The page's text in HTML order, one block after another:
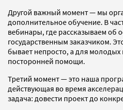
Другой важный момент — мы
дополнительное обучение. В
вебинары, где рассказываем об
государственным заказчиком.
бывает непросто, а для
посторонней помощи.
Третий момент — это наша
действующая во время
задача: довести проект до